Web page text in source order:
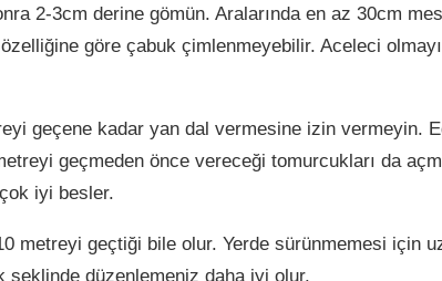
2-3cm derine gömün. Aralarında en az 30cm
özelliğine göre çabuk çimlenmeyebilir. Aceleci
geçene kadar yan dal vermesine izin vermeyin.
geçmeden önce vereceği tomurcukları da
iyi besler.
metreyi geçtiği bile olur. Yerde sürünmemesi için
şeklinde düzenlemeniz daha iyi olur.